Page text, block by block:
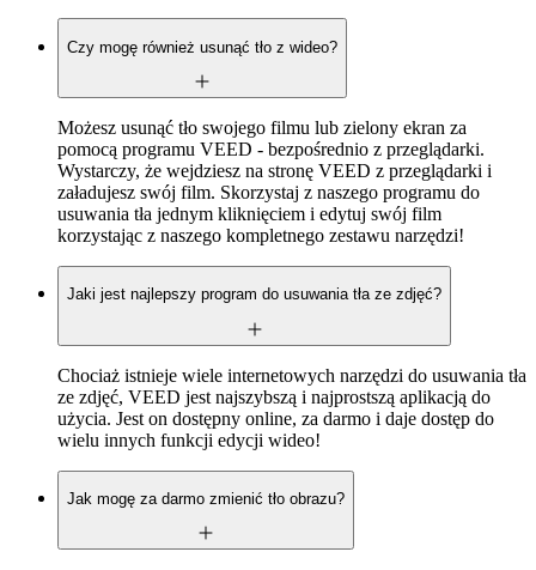
Czy mogę również usunąć tło z wideo?
Możesz usunąć tło swojego filmu lub zielony ekran za
pomocą programu VEED - bezpośrednio z przeglądarki.
Wystarczy, że wejdziesz na stronę VEED z przeglądarki i
załadujesz swój film. Skorzystaj z naszego programu do
usuwania tła jednym kliknięciem i edytuj swój film
korzystając z naszego kompletnego zestawu narzędzi!
Jaki jest najlepszy program do usuwania tła ze zdjęć?
Chociaż istnieje wiele internetowych narzędzi do usuwania tła
ze zdjęć, VEED jest najszybszą i najprostszą aplikacją do
użycia. Jest on dostępny online, za darmo i daje dostęp do
wielu innych funkcji edycji wideo!
Jak mogę za darmo zmienić tło obrazu?